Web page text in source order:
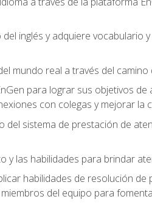
inglés y adquiere
mundo real a través del
para lograr sus objetivos
con colegas y mejorar
del sistema de prestación de
y las habilidades para brindar
habilidades de resolución
del equipo para